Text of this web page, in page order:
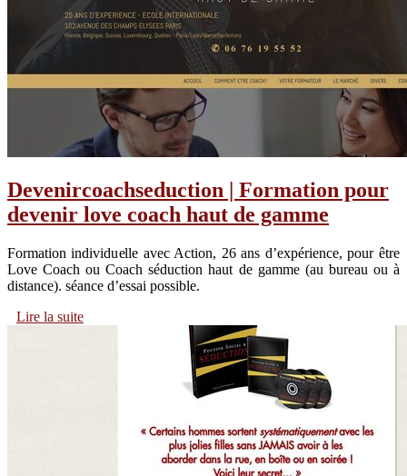
Devenir­coachse­duction | Formation pour
devenir love coach haut de gamme
Formation individuelle avec Action, 26 ans d’expérience, pour être
Love Coach ou Coach séduction haut de gamme (au bureau ou à
distance). séance d’essai possible.
Lire la suite